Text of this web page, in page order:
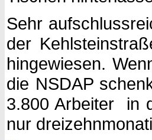
Sehr
der
hingewiesen.
die NSDAP
3.800 Arbeiter in
nur